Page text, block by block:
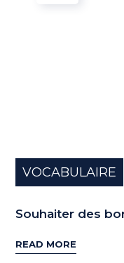
VOCABULAIRE
Souhaiter des
READ MORE